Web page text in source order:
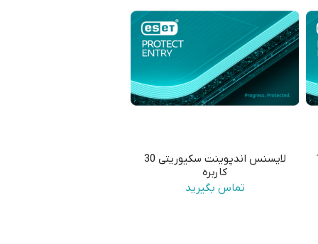
لایسنس اندپوینت سکیوریتی 30
کاربره
تماس بگیرید